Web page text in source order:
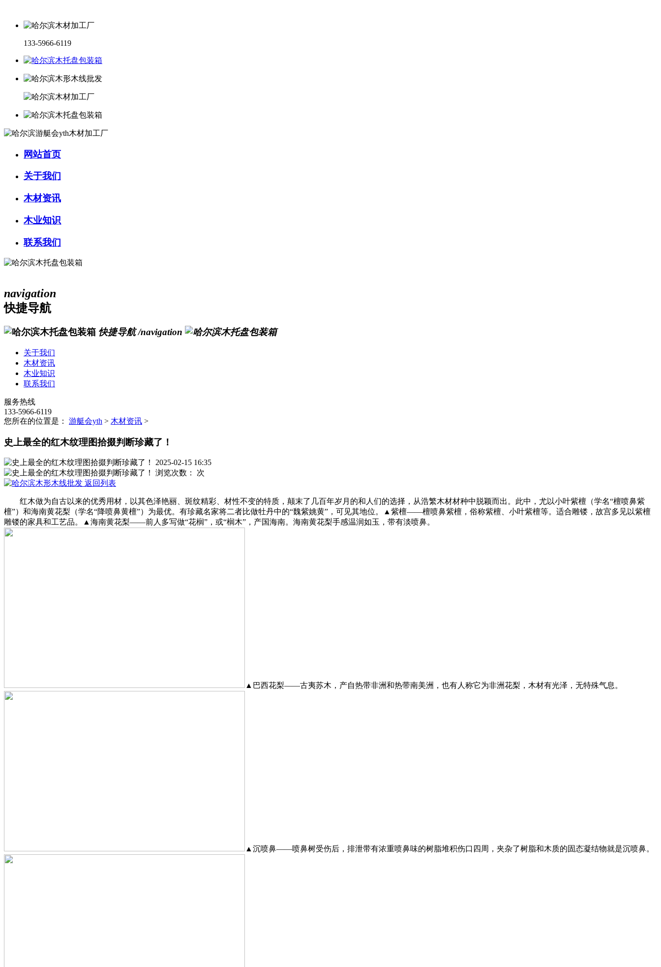
133-5966-6119
网站首页
关于我们
木材资讯
木业知识
联系我们
navigation
快捷导航
快捷导航 /navigation
关于我们
木材资讯
木业知识
联系我们
服务热线
133-5966-6119
您所在的位置是： 游艇会yth > 木材资讯 >
史上最全的红木纹理图拾掇判断珍藏了！
2025-02-15 16:35
浏览次数：
次
返回列表
红木做为自古以来的优秀用材，以其色泽艳丽、斑纹精彩、材性不变的特质，颠末了几百年岁月的和人们的选择，从浩繁木材材种中脱颖而出。此中，尤以小叶紫檀（学名“檀喷鼻紫
檀”）和海南黄花梨（学名“降喷鼻黄檀”）为最优。有珍藏名家将二者比做牡丹中的“魏紫姚黄”，可见其地位。▲紫檀——檀喷鼻紫檀，俗称紫檀、小叶紫檀等。适合雕镂，故宫多见以紫檀
雕镂的家具和工艺品。▲海南黄花梨——前人多写做“花榈”，或“榈木”，产国海南。海南黄花梨手感温润如玉，带有淡喷鼻。
▲巴西花梨——古夷苏木，产自热带非洲和热带南美洲，也有人称它为非洲花梨，木材有光泽，无特殊气息。
▲沉喷鼻——喷鼻树受伤后，排泄带有浓重喷鼻味的树脂堆积伤口四周，夹杂了树脂和木质的固态凝结物就是沉喷鼻。